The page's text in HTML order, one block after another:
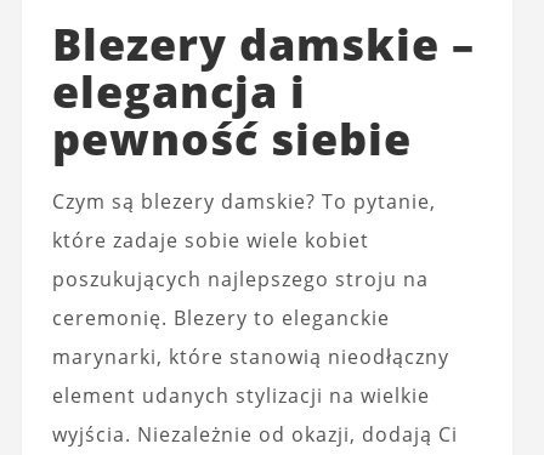
Blezery damskie –
elegancja i
pewność siebie
Czym są blezery damskie? To pytanie,
które zadaje sobie wiele kobiet
poszukujących najlepszego stroju na
ceremonię. Blezery to eleganckie
marynarki, które stanowią nieodłączny
element udanych stylizacji na wielkie
wyjścia. Niezależnie od okazji, dodają Ci